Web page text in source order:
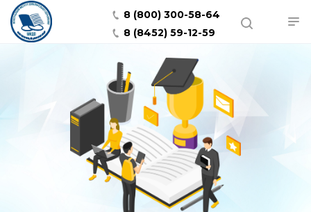
8 (800) 300-58-64
8 (8452) 59-12-59